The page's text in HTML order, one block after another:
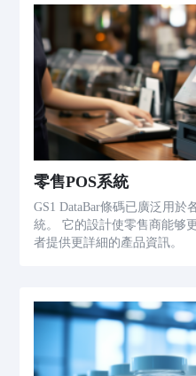
零售POS系統
GS1 DataBar條碼已廣泛用於
統。 它的設計使零售商能够
者提供更詳細的產品資訊。